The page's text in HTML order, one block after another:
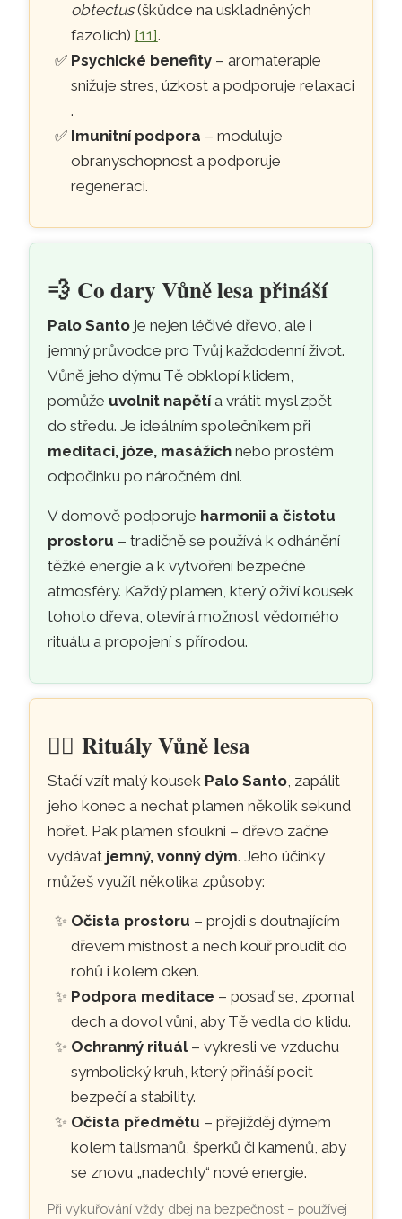
obtectus(škůdce na uskladněných
fazolích) [11].
Psychické benefity– aromaterapie
snižuje stres, úzkost a podporuje relaxaci
.
Imunitní podpora – moduluje
obranyschopnost a podporuje
regeneraci.
💨 Co dary Vůně lesa přináší
Palo Santo je nejen léčivé dřevo, ale i
jemný průvodce pro Tvůj každodenní život.
Vůně jeho dýmu Tě obklopí klidem,
pomůže uvolnit napětía vrátit mysl zpět
do středu. Je ideálním společníkem při
meditaci, józe, masážích nebo prostém
odpočinku po náročném dni.
V domově podporuje harmonii a čistotu
prostoru – tradičně se používá k odhánění
těžké energie a k vytvoření bezpečné
atmosféry. Každý plamen, který oživí kousek
tohoto dřeva, otevírá možnost vědomého
rituálu a propojení s přírodou.
🧘‍♀️Rituály Vůně lesa
Stačí vzít malý kousek Palo Santo, zapálit
jeho konec a nechat plamen několik sekund
hořet. Pak plamen sfoukni – dřevo začne
vydávat jemný, vonný dým. Jeho účinky
můžeš využít několika způsoby:
Očista prostoru – projdi s doutnajícím
dřevem místnost a nech kouř proudit do
rohů i kolem oken.
Podpora meditace – posaď se, zpomal
dech a dovol vůni, aby Tě vedla do klidu.
Ochranný rituál– vykresli ve vzduchu
symbolický kruh, který přináší pocit
bezpečí a stability.
Očista předmětu – přejížděj dýmem
kolem talismanů, šperků či kamenů, aby
se znovu „nadechly“ nové energie.
Při vykuřování vždy dbej na bezpečnost – používej